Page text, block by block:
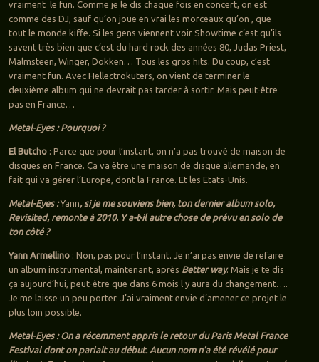
vraiment le fun. Comme je le dis chaque fois en concert, on est
comme des DJ, sauf qu’on joue en vrai les morceaux qu’on , que
tout le monde kiffe. Si les gens viennent voir Showtime c’est qu’ils
savent très bien que c’est du hard rock des années 80, Judas Priest,
Malmsteen, Winger, Dokken… Tous les gros hits. Du coup, c’est
vraiment fun. Avec Hellectrokuters, on vient de terminer le
deuxième album qui ne devrait pas tarder à sortir. Mais peut-être
pas en France…
Metal-Eyes : Pourquoi ?
El Butcho: Parce que pour l’instant, on n’a pas trouvé de maison de
disques en France. Ça va être une maison de disque allemande, en
fait qui va gérer l’Europe, dont la France. Et les Etats-Unis.
Metal-Eyes :Yann, si je me souviens bien, ton dernier album solo,
Revisited, remonte à 2010. Y a-t-il autre chose de prévu en solo de
ton côté ?
Yann Armellino: Non, pas pour l’instant. Je n’ai pas envie de refaire
un album instrumental, maintenant, après Better way. Mais je te dis
ça aujourd’hui, peut-être que dans 6 mois l y aura du changement….
Je me laisse un peu porter. J’ai vraiment envie d’amener ce projet le
plus loin possible.
Metal-Eyes : On a récemment appris le retour du Paris Metal France
Festival dont on parlait au début. Aucun nom n’a été révélé pour